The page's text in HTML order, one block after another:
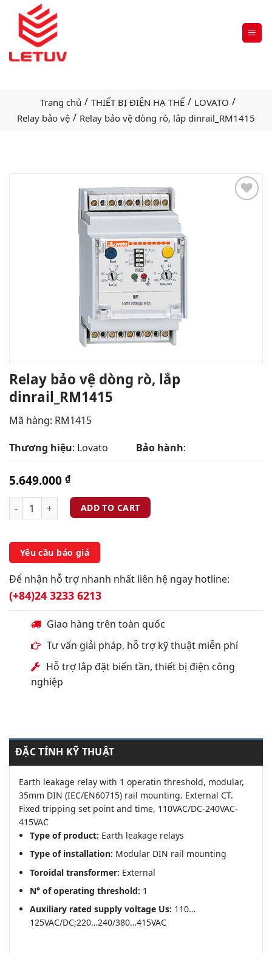
Trang chủ / THIẾT BỊ ĐIỆN HẠ THẾ / LOVATO /
Relay bảo vệ / Relay bảo vệ dòng rò, lắp dinrail_RM1415
Relay bảo vệ dòng rò, lắp
dinrail_RM1415
Mã hàng: RM1415
Thương hiệu: Lovato Bảo hành:
5.649.000 ₫
ADD TO CART
Yêu cầu báo giá
Để nhận hỗ trợ nhanh nhất liên hệ ngay hotline:
(+84)24 3233 6213
Giao hàng trên toàn quốc
Tư vấn giải pháp, hỗ trợ kỹ thuật miễn phí
Hỗ trợ lắp đặt biến tần, thiết bị điện công
nghiệp
ĐẶC TÍNH KỸ THUẬT
Earth leakage relay with 1 operatin threshold, modular,
35mm DIN (IEC/EN60715) rail mounting. External CT.
Fixed tripping set point and time, 110VAC/DC-240VAC-
415VAC
Type of product: Earth leakage relays
Type of installation: Modular DIN rail mounting
Toroidal transformer: External
N° of operating threshold: 1
Auxiliary rated supply voltage Us: 110…
125VAC/DC;220…240/380…415VAC